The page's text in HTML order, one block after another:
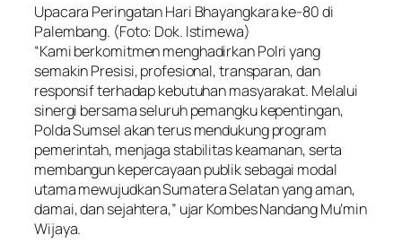
Upacara Peringatan Hari Bhayangkara ke-80 di
Palembang. (Foto: Dok. Istimewa)
“Kami berkomitmen menghadirkan Polri yang
semakin Presisi, profesional, transparan, dan
responsif terhadap kebutuhan masyarakat. Melalui
sinergi bersama seluruh pemangku kepentingan,
Polda Sumsel akan terus mendukung program
pemerintah, menjaga stabilitas keamanan, serta
membangun kepercayaan publik sebagai modal
utama mewujudkan Sumatera Selatan yang aman,
damai, dan sejahtera,” ujar Kombes Nandang Mu’min
Wijaya.